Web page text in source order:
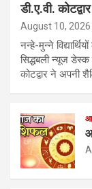
डी.ए.वी.
August 10, 2026
नन्हे-मुन्ने
सिद्धबली न्यूज डेस्क
कोटद्वार ने अपनी